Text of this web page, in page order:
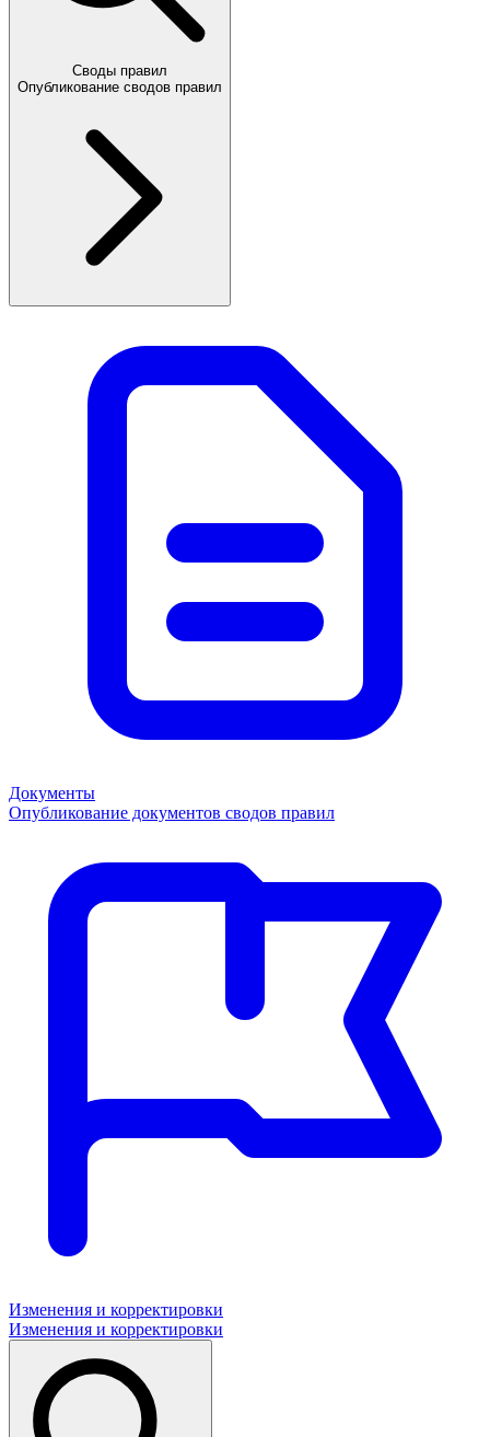
Своды правил
Опубликование сводов правил
Документы
Опубликование документов сводов правил
Изменения и корректировки
Изменения и корректировки